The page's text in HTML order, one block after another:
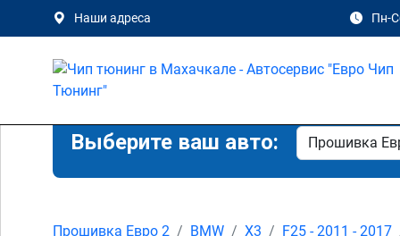
Наши адреса Пн-
Выберите ваш авто:
Прошивка Евро 2 BMW X3 F25 - 2011 - 2017